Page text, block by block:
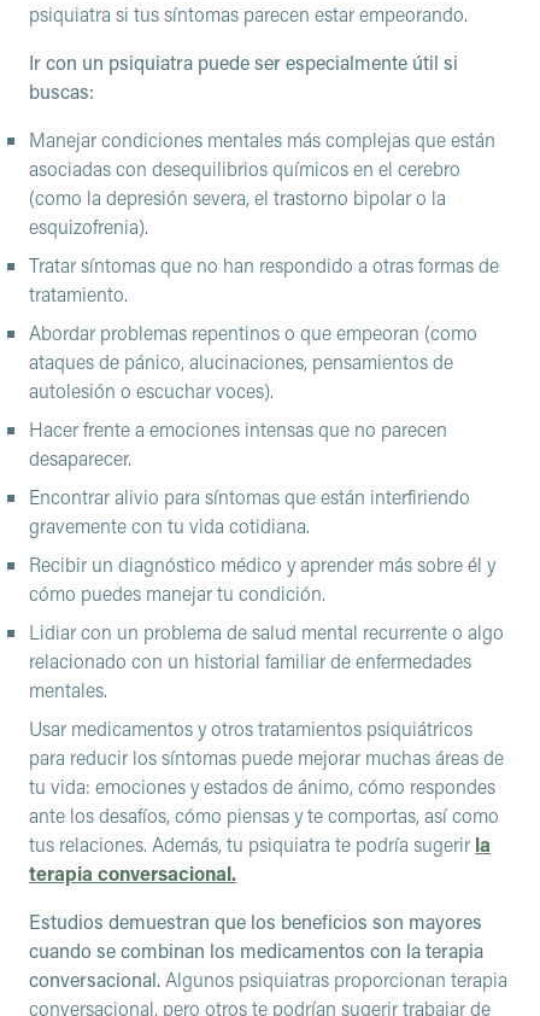
psiquiatra si tus síntomas parecen estar empeorando.
Ir con un psiquiatra puede ser especialmente útil si
buscas:
Manejar condiciones mentales más complejas que están
asociadas con desequilibrios químicos en el cerebro
(como la depresión severa, el trastorno bipolar o la
esquizofrenia).
Tratar síntomas que no han respondido a otras formas de
tratamiento.
Abordar problemas repentinos o que empeoran (como
ataques de pánico, alucinaciones, pensamientos de
autolesión o escuchar voces).
Hacer frente a emociones intensas que no parecen
desaparecer.
Encontrar alivio para síntomas que están interfiriendo
gravemente con tu vida cotidiana.
Recibir un diagnóstico médico y aprender más sobre él y
cómo puedes manejar tu condición.
Lidiar con un problema de salud mental recurrente o algo
relacionado con un historial familiar de enfermedades
mentales.
Usar medicamentos y otros tratamientos psiquiátricos
para reducir los síntomas puede mejorar muchas áreas de
tu vida: emociones y estados de ánimo, cómo respondes
ante los desafíos, cómo piensas y te comportas, así como
tus relaciones. Además, tu psiquiatra te podría sugerir la
terapia conversacional.
Estudios demuestran que los beneficios son mayores
cuando se combinan los medicamentos con la terapia
conversacional.Algunos psiquiatras proporcionan terapia
conversacional, pero otros te podrían sugerir trabajar de